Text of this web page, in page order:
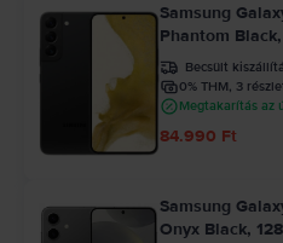
Samsung
Phantom
Becsült
0% THM, 3
Megtakarítás az
84.990 Ft
Samsung
Onyx Black,